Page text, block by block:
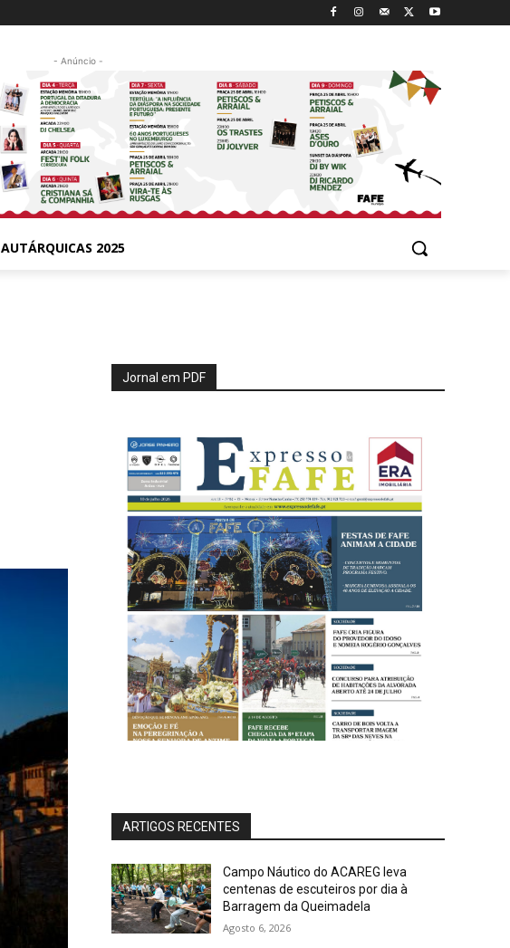
- Anúncio -
AUTÁRQUICAS 2025
Jornal em PDF
ARTIGOS RECENTES
Campo Náutico do ACAREG leva
centenas de escuteiros por dia à
Barragem da Queimadela
Agosto 6, 2026